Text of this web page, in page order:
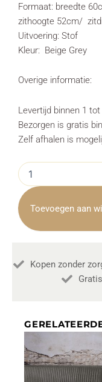
Formaat: breedte
zithoogte 52cm/
Uitvoering: Stof
Kleur: Beige Grey
Overige informatie:
Levertijd binnen 1
Bezorgen is gratis
Zelf afhalen is
Armstoel
Bruno
Beige
grey
Draaiarmstoel
aantal
Toevoegen aan
Kopen zonder